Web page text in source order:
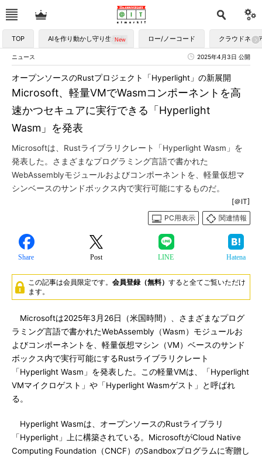
TOP AIを作り動かし守り生かす ロー/ノーコード クラウドネイ
ニュース 2025年4月3日 公開
Microsoft、軽量VMでWasmコンポーネントを高
速かつセキュアに実行できる「Hyperlight
Wasm」を発表
オープンソースのRustプロジェクト「Hyperlight」の新展開
Microsoftは、Rustライブラリクレート「Hyperlight Wasm」を
発表した。さまざまなプログラミング言語で書かれた
WebAssemblyモジュールおよびコンポーネントを、軽量仮想マ
シンベースのサンドボックス内で実行可能にするものだ。
[＠IT]
PC用表示
関連情報
Share Post LINE Hatena
この記事は会員限定です。 会員登録（無料） すると全てご覧いただけ
ます。
Microsoftは2025年3月26日（米国時間）、さまざまなプログ
ラミング言語で書かれたWebAssembly（Wasm）モジュールお
よびコンポーネントを、軽量仮想マシン（VM）ベースのサンド
ボックス内で実行可能にするRustライブラリクレート
「Hyperlight Wasm」を発表した。この軽量VMは、「Hyperlight
VMマイクロゲスト」や「Hyperlight Wasmゲスト」と呼ばれ
る。
Hyperlight Wasmは、オープンソースのRustライブラリ
「Hyperlight」上に構築されている。MicrosoftがCloud Native
Computing Foundation（CNCF）のSandboxプログラムに寄贈し